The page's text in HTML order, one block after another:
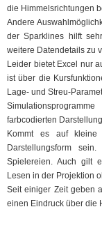
die Himmelsrichtungen
Andere
der Sparklines hilft
weitere Datendetails zu
Leider bietet Excel nur
ist über die
Lage- und Streu-
farbcodierten
Kommt es auf kleine
Darstellungsform
Spielereien. Auch gilt
Lesen in der Projektion
Seit einiger Zeit geben
einen Eindruck über die